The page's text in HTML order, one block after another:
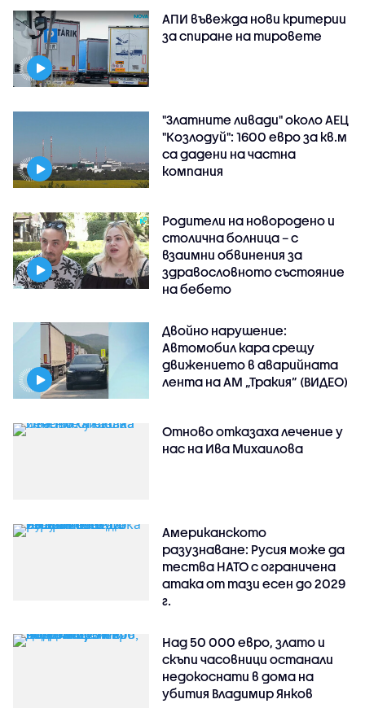
АПИ въвежда нови критерии
за спиране на тировете
"Златните ливади" около АЕЦ
"Козлодуй": 1600 евро за кв.м
са дадени на частна
компания
Родители на новородено и
столична болница – с
взаимни обвинения за
здравословното състояние
на бебето
Двойно нарушение:
Автомобил кара срещу
движението в аварийната
лента на АМ „Тракия” (ВИДЕО)
Отново отказаха лечение у
нас на Ива Михаилова
Американското
разузнаване: Русия може да
тества НАТО с ограничена
атака от тази есен до 2029
г.
Над 50 000 евро, злато и
скъпи часовници останали
недокоснати в дома на
убития Владимир Янков